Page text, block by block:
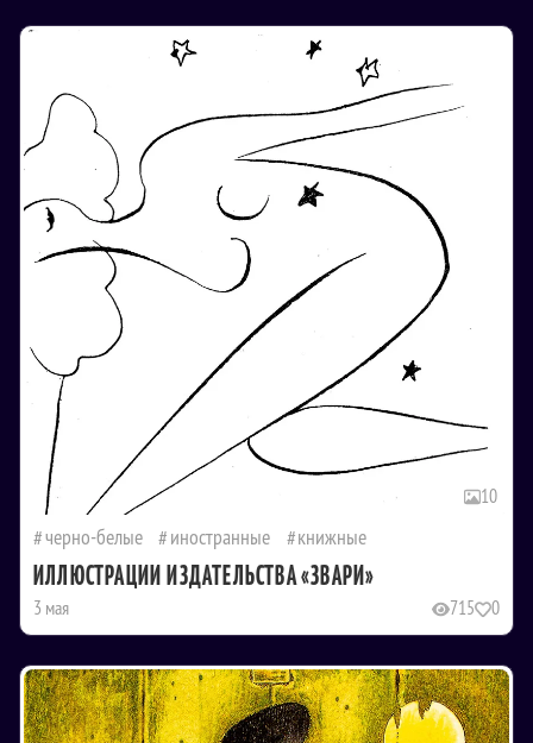
10
черно-белые иностранные книжные
ИЛЛЮСТРАЦИИ ИЗДАТЕЛЬСТВА «ЗВАРИ»
3 мая 715 0